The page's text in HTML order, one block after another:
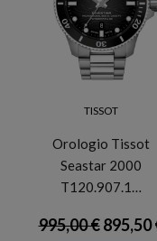
TISSOT
Orologio Tissot
Seastar 2000
T120.907.1…
995,00 €895,50